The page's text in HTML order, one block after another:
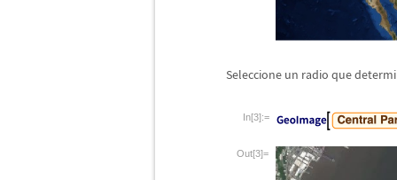
Seleccione un radio que
In[3]:=
Out[3]=